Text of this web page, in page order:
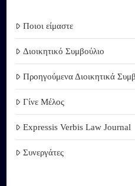
Ποιοι είμαστε
Διοικητικό Συμβούλιο
Προηγούμενα Διοικητικά
Γίνε Μέλος
Expressis Verbis Law Journal
Συνεργάτες